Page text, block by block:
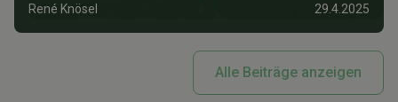
René Knösel 29.4.2025
Alle Beiträge anzeigen